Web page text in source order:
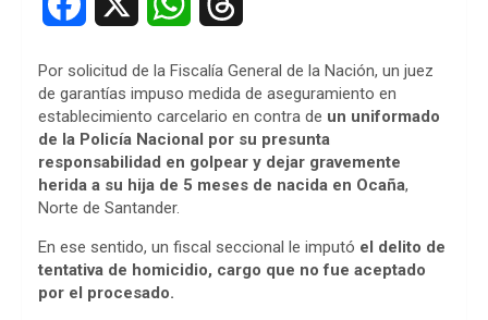
c
e
b
o
k
a
t
s
p
r
e
a
s
Por solicitud de la Fiscalía General de la Nación, un juez
de garantías impuso medida de aseguramiento en
establecimiento carcelario en contra de un uniformado
de la Policía Nacional por su presunta
responsabilidad en golpear y dejar gravemente
herida a su hija de 5 meses de nacida en Ocaña,
Norte de Santander.
En ese sentido, un fiscal seccional le imputó el delito de
tentativa de homicidio, cargo que no fue aceptado
por el procesado.